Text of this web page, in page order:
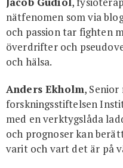
nätfenomen som via
och passion tar fighten
överdrifter och
och hälsa.
Anders Ekholm,
forskningsstiftelsen
med en verktygslåda
och prognoser kan
varit och vart det är på